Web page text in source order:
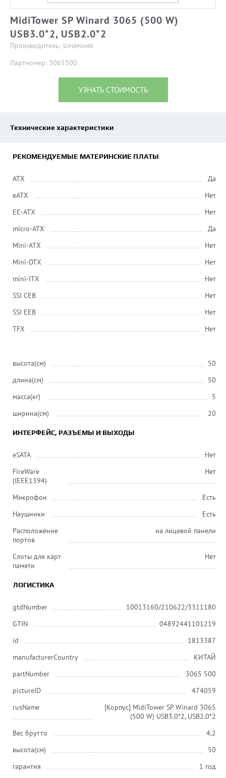
MidiTower SP Winard 3065 (500 W)
USB3.0*2, USB2.0*2
Производитель: SUPERPOWER
Партномер: 3065500
УЗНАТЬ СТОИМОСТЬ
Технические характеристики
РЕКОМЕНДУЕМЫЕ МАТЕРИНСКИЕ ПЛАТЫ
ATX
Да
eATX
Нет
EE-ATX
Нет
micro-ATX
Да
Mini-ATX
Нет
Mini-DTX
Нет
mini-ITX
Нет
SSI CEB
Нет
SSI EEB
Нет
ТFХ
Нет
высота(см)
50
длина(см)
50
масса(кг)
5
ширина(см)
20
ИНТЕРФЕЙС, РАЗЪЕМЫ И ВЫХОДЫ
eSATA
Нет
FireWare
(IEEE1394)
Нет
Микрофон
Есть
Наушники
Есть
Расположение
портов
на лицевой панели
Слоты для карт
памяти
Нет
ЛОГИСТИКА
gtdNumber
10013160/210622/3311180
GTIN
04892441101219
id
1813387
manufacturerCountry
КИТАЙ
partNumber
3065 500
pictureID
474059
rusName
[Корпус] MidiTower SP Winard 3065
(500 W) USB3.0*2, USB2.0*2
Вес брутто
4,2
высота(см)
50
гарантия
1 год